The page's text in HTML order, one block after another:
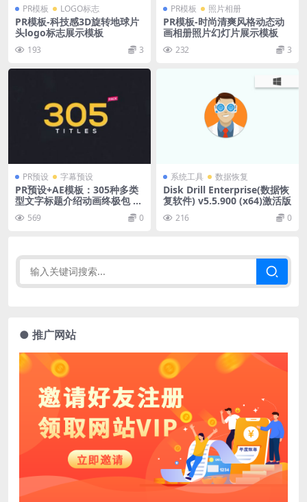
PR模板 LOGO标志
PR模板-科技感3D旋转地球片
头logo标志展示模板
193 3
PR模板 照片相册
PR模板-时尚清爽风格动态动
画相册照片幻灯片展示模板
232 3
PR预设 字幕预设
PR预设+AE模板：305种多类
型文字标题介绍动画终极包 Ti
tles Ultimate Pack+使用教
程 569 0
系统工具 数据恢复
Disk Drill Enterprise(数据恢
复软件) v5.5.900 (x64)激活版
216 0
● 推广网站